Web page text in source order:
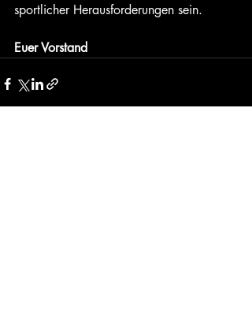
sportlicher Herausforderungen sein.
Euer Vorstand